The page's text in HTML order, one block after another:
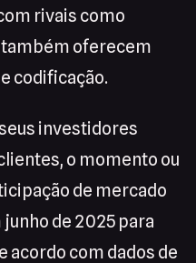
rivais como
também oferecem
codificação.
investidores
o momento ou
de mercado
junho de 2025 para
acordo com dados de